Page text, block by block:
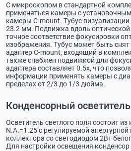
С микроскопом в стандартной
применяться камеры с
камеры C-mount. Тубус
23.2 мм. Подвижка вдоль оптической
точное соответствие фокусировки
изображения. Тубус может быть снят
адаптер C-mount, входящий в
также снабжен подвижкой для
адаптера составляет 0.5х, что
информации применять камеры с
пределах от 2/3 до 1/3 дюйма.
Конденсорный осветитель
Осветитель светлого поля состоит
N.A.=1.25 с регулируемой
коллектора со светодиодом 2Вт
Для настройки освещения конденсор